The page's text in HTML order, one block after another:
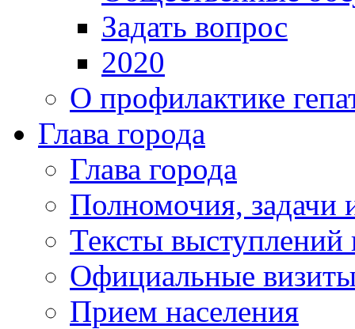
Задать вопрос
2020
О профилактике
Глава города
Глава города
Полномочия, задачи
Тексты выступлений
Официальные
Прием населения